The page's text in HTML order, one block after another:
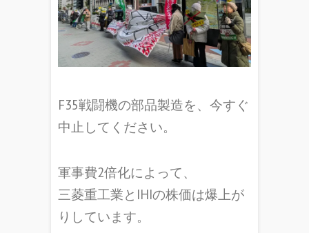
F35戦闘機の部品製造を、今すぐ
中止してください。
軍事費2倍化によって、
三菱重工業とIHIの株価は爆上が
りしています。